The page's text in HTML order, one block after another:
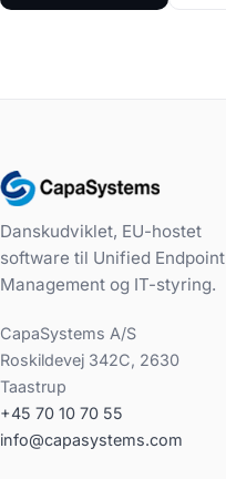
Danskudviklet, EU-hostet
software til Unified Endpoint
Management og IT-styring.
CapaSystems A/S
Roskildevej 342C, 2630
Taastrup
+45 70 10 70 55
info@capasystems.com